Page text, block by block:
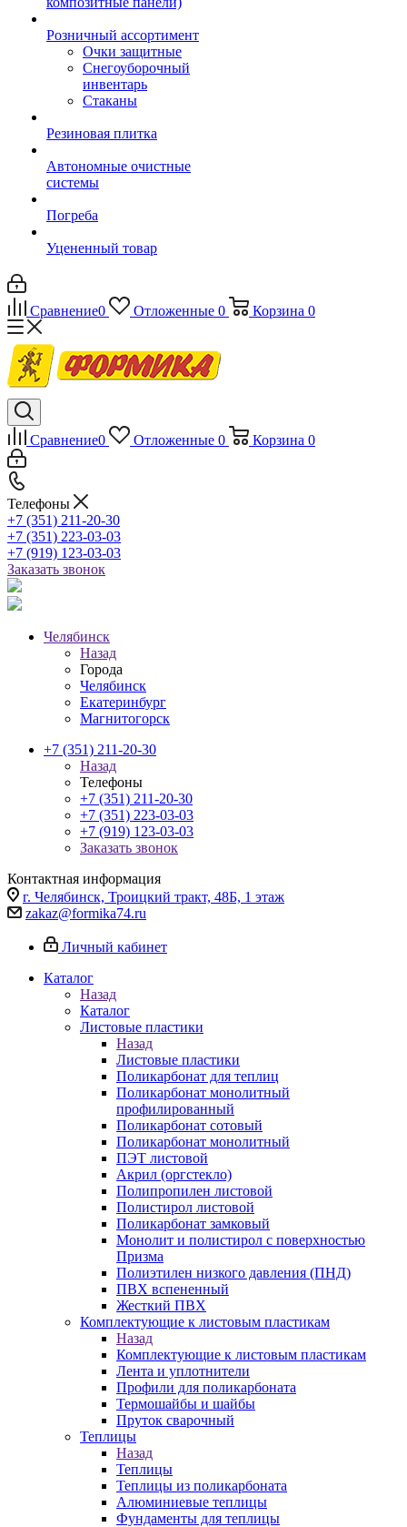
Розничный ассортимент
Очки защитные
Снегоуборочный
инвентарь
Стаканы
Резиновая плитка
Автономные очистные
системы
Погреба
Уцененный товар
Сравнение0 Отложенные 0 Корзина 0
Сравнение0 Отложенные 0 Корзина 0
Телефоны
+7 (351) 211-20-30
+7 (351) 223-03-03
+7 (919) 123-03-03
Заказать звонок
Челябинск
Назад
Города
Челябинск
Екатеринбург
Магнитогорск
+7 (351) 211-20-30
Назад
Телефоны
+7 (351) 211-20-30
+7 (351) 223-03-03
+7 (919) 123-03-03
Заказать звонок
Контактная информация
г. Челябинск, Троицкий тракт, 48Б, 1 этаж
zakaz@formika74.ru
Личный кабинет
Каталог
Назад
Каталог
Листовые пластики
Назад
Листовые пластики
Поликарбонат для теплиц
Поликарбонат монолитный
профилированный
Поликарбонат сотовый
Поликарбонат монолитный
ПЭТ листовой
Акрил (оргстекло)
Полипропилен листовой
Полистирол листовой
Поликарбонат замковый
Монолит и полистирол с поверхностью
Призма
Полиэтилен низкого давления (ПНД)
ПВХ вспененный
Жесткий ПВХ
Комплектующие к листовым пластикам
Назад
Комплектующие к листовым пластикам
Лента и уплотнители
Профили для поликарбоната
Термошайбы и шайбы
Пруток сварочный
Теплицы
Назад
Теплицы
Теплицы из поликарбоната
Алюминиевые теплицы
Фундаменты для теплицы